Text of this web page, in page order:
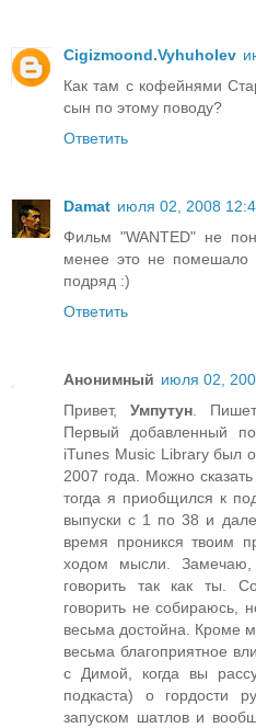
Cigizmoond.Vyhuholev
Как там с кофейнями
сын по этому поводу?
Ответить
Damat июля 02, 2008
Фильм "WANTED" не
менее это не помешало
подряд :)
Ответить
Анонимный июля 02,
Привет,Умпутун .
Первый добавленный
iTunes Music Library был
2007 года. Можно
тогда я приобщился к
выпуски с 1 по 38 и
время проникся твоим
ходом мысли.
говорить так как ты.
говорить не собираюсь,
весьма достойна. Кроме
весьма благоприятное
с Димой, когда вы
подкаста) о гордости
запуском шатлов и